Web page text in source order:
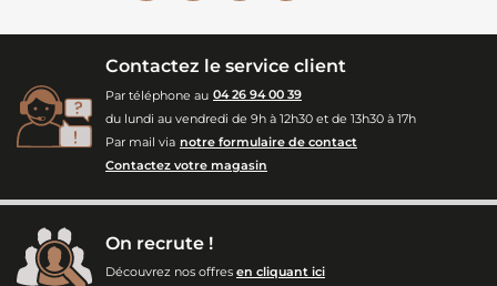
Contactez le service client
Par téléphone au 04 26 94 00 39
du lundi au vendredi de 9h à 12h30 et de 13h30 à 17h
Par mail via notre formulaire de contact
Contactez votre magasin
On recrute !
Découvrez nos offres en cliquant ici